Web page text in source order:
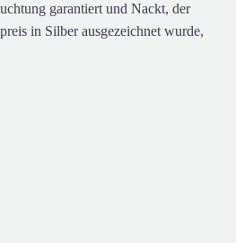
garantiert und Nackt, der
in Silber ausgezeichnet wurde,